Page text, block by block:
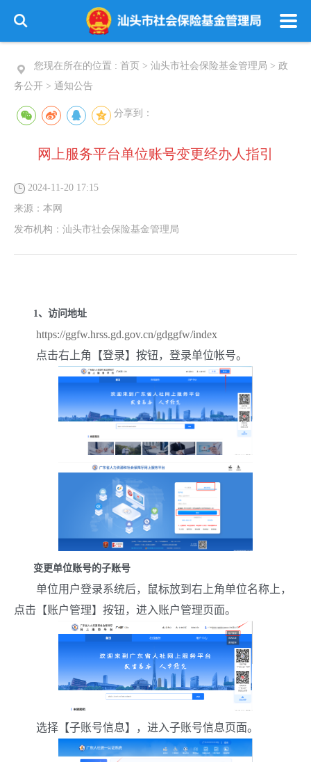
您现在所在的位置 : 首页 > 汕头市社会保险基金管理局 > 政
务公开 > 通知公告
分享到：
网上服务平台单位账号变更经办人指引
2024-11-20 17:15
来源： 本网
发布机构： 汕头市社会保险基金管理局
1、访问地址
https://ggfw.hrss.gd.gov.cn/gdggfw/index
点击右上角【登录】按钮，登录单位帐号。
变更单位账号的子账号
单位用户登录系统后，鼠标放到右上角单位名称上，
点击【账户管理】按钮，进入账户管理页面。
选择【子账号信息】，进入子账号信息页面。